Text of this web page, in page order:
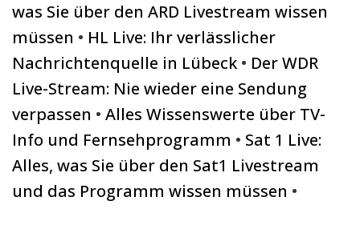
was Sie über den ARD Livestream wissen
müssen • HL Live: Ihr verlässlicher
Nachrichtenquelle in Lübeck • Der WDR
Live-Stream: Nie wieder eine Sendung
verpassen • Alles Wissenswerte über TV-
Info und Fernsehprogramm • Sat 1 Live:
Alles, was Sie über den Sat1 Livestream
und das Programm wissen müssen •